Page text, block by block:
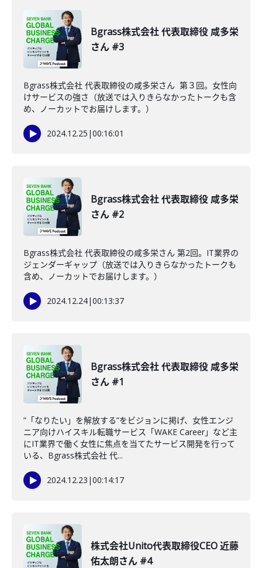
Bgrass株式会社 代表取締役 咸多栄
さん #3
Bgrass株式会社 代表取締役の咸多栄さん 第３回。女性向
けサービスの強さ（放送では入りきらなかったトークも含
め、ノーカットでお届けします。）
2024.12.25 |00:16:01
Bgrass株式会社 代表取締役 咸多栄
さん #2
Bgrass株式会社 代表取締役の咸多栄さん 第2回。IT業界の
ジェンダーギャップ（放送では入りきらなかったトークも
含め、ノーカットでお届けします。）
2024.12.24|00:13:37
Bgrass株式会社 代表取締役 咸多栄
さん #1
”「なりたい」を解放する”をビジョンに掲げ、女性エンジ
ニア向けハイスキル転職サービス「WAKE Career」など主
にIT業界で働く女性に焦点を当てたサービス開発を行って
いる、Bgrass株式会社 代...
2024.12.23 |00:14:17
株式会社Unito代表取締役CEO 近藤
佑太朗さん #4